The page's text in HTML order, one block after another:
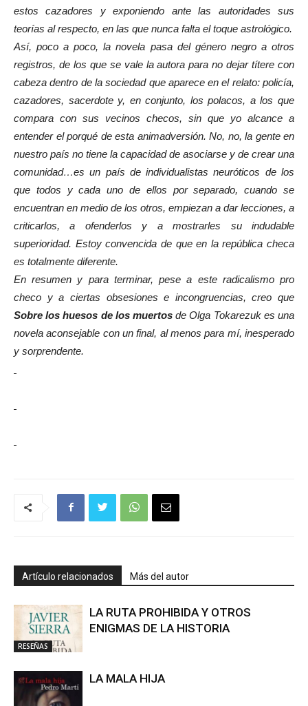
estos cazadores y exponiendo ante las autoridades sus
teorías al respecto, en las que nunca falta el toque astrológico.
Así, poco a poco, la novela pasa del género negro a otros
registros, de los que se vale la autora para no dejar títere con
cabeza dentro de la sociedad que aparece en el relato: policía,
cazadores, sacerdote y, en conjunto, los polacos, a los que
compara con sus vecinos checos, sin que yo alcance a
entender el porqué de esta animadversión. No, no, la gente en
nuestro país no tiene la capacidad de asociarse y de crear una
comunidad…es un país de individualistas neuróticos de los
que todos y cada uno de ellos por separado, cuando se
encuentran en medio de los otros, empiezan a dar lecciones, a
criticarlos, a ofenderlos y a mostrarles su indudable
superioridad. Estoy convencida de que en la república checa
es totalmente diferente.
En resumen y para terminar, pese a este radicalismo pro
checo y a ciertas obsesiones e incongruencias, creo que
Sobre los huesos de los muertosdeOlga Tokarezukes una
novela aconsejable con un final, al menos para mí, inesperado
y sorprendente.
Artículo relacionados Más del autor
RESEÑAS
LA RUTA PROHIBIDA Y OTROS
ENIGMAS DE LA HISTORIA
LA MALA HIJA